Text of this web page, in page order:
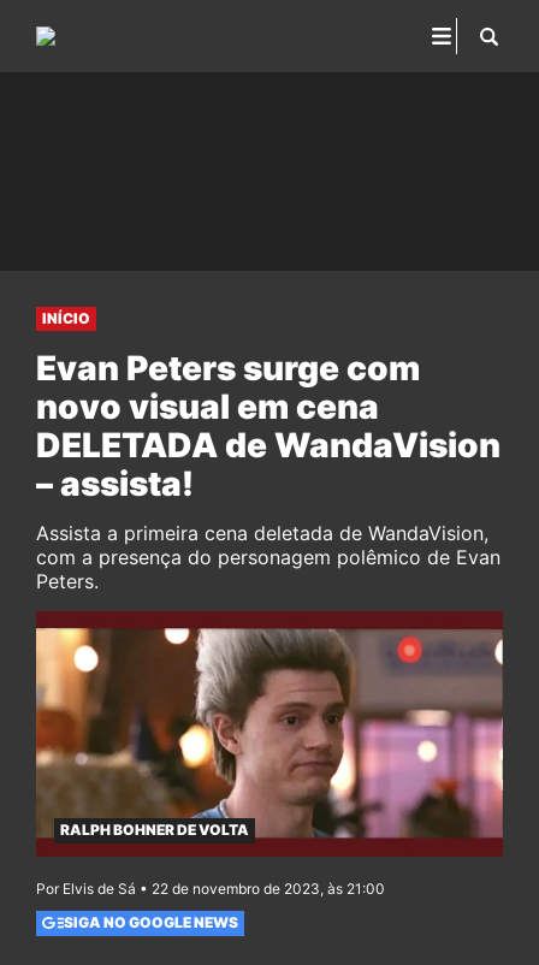
INÍCIO
Evan Peters surge com
novo visual em cena
DELETADA de WandaVision
– assista!
Assista a primeira cena deletada de WandaVision,
com a presença do personagem polêmico de Evan
Peters.
RALPH BOHNER DE VOLTA
Por Elvis de Sá • 22 de novembro de 2023, às 21:00
SIGA NO GOOGLE NEWS